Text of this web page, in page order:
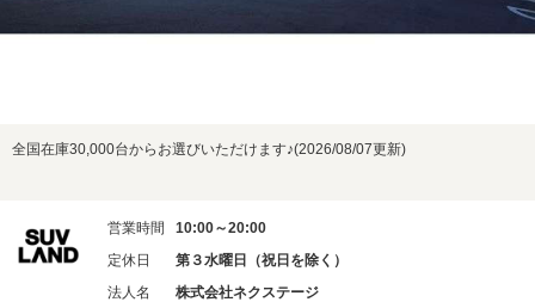
全国在庫30,000台からお選びいただけます♪(2026/08/07更新)
営業時間
10:00～20:00
定休日
第３水曜日（祝日を除く）
法人名
株式会社ネクステージ